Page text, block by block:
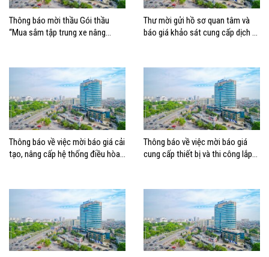
Thông báo mời thầu Gói thầu
“Mua sắm tập trung xe nâng
Thư mời gửi hồ sơ quan tâm và
báo giá khảo sát cung cấp dịch vụ
2026 – 2030, tầm nhìn 2035
Thông báo về việc mời báo giá cải
tạo, nâng cấp hệ thống điều hòa
Thông báo về việc mời báo giá
cung cấp thiết bị và thi công lắp
nhà Ocean Park